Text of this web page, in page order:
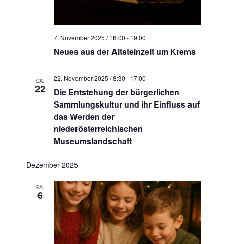
7. November 2025 / 18:00 - 19:00
Neues aus der Altsteinzeit um Krems
SA.
22
22. November 2025 / 8:30 - 17:00
Die Entstehung der bürgerlichen
Sammlungskultur und ihr Einfluss auf
das Werden der
niederösterreichischen
Museumslandschaft
Dezember 2025
SA.
6